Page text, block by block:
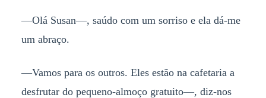
—Olá Susan—, saúdo com um sorriso e ela dá-me
um abraço.
—Vamos para os outros. Eles estão na cafetaria a
desfrutar do pequeno-almoço gratuito—, diz-nos